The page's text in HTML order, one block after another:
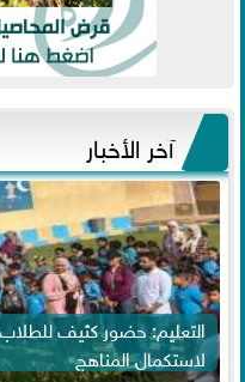
آخر الأخبار
التعليم: حضور كثيف للطلاب
لاستكمال المناهج